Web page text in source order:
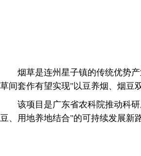
烟草是连州星子镇的传统优势
草间套作有望实现"以豆养烟、烟豆
该项目是广东省农科院推动科
豆、用地养地结合"的可持续发展新路